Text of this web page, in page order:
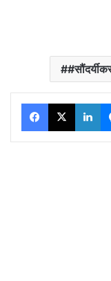
Facebook
X